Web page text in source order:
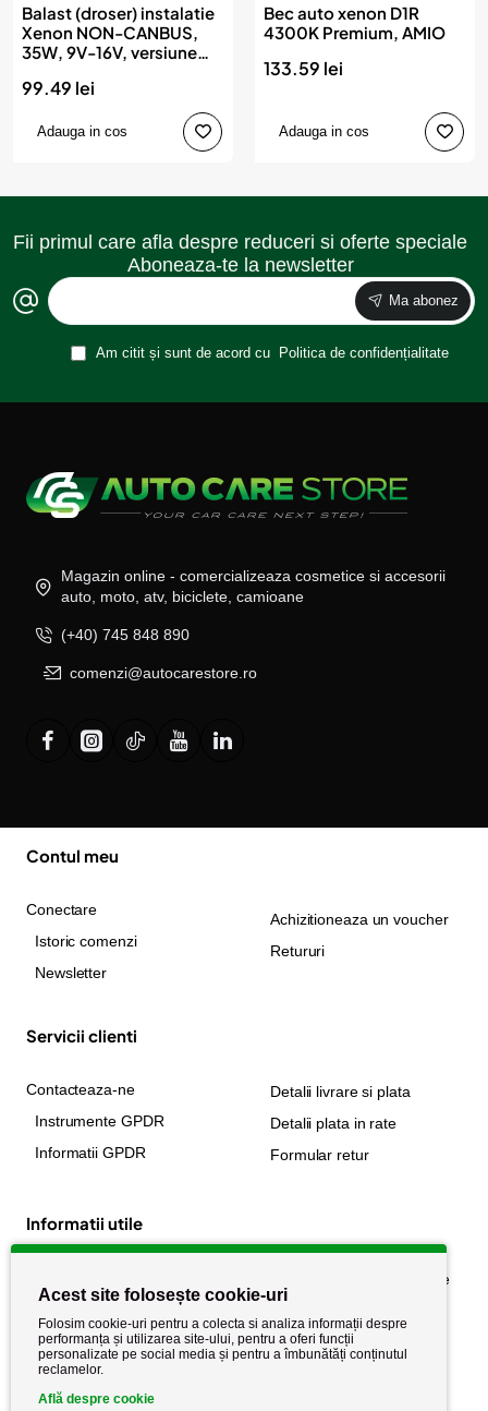
Balast (droser) instalatie
Xenon NON-CANBUS,
35W, 9V-16V, versiune
99.49 lei
Adauga in cos
Bec auto xenon D1R
4300K Premium, AMIO
133.59 lei
Adauga in cos
Fii primul care afla despre reduceri si oferte speciale
Aboneaza-te la newsletter
Ma abonez
Am citit și sunt de acord cu Politica de confidențialitate
Magazin online - comercializeaza cosmetice si accesorii
auto, moto, atv, biciclete, camioane
(+40) 745 848 890
comenzi@autocarestore.ro
Contul meu
Conectare
Istoric comenzi
Newsletter
Achizitioneaza un voucher
Retururi
Servicii clienti
Contacteaza-ne
Instrumente GPDR
Informatii GPDR
Detalii livrare si plata
Detalii plata in rate
Formular retur
Informatii utile
Politica de cookie
Politica de confidențialitate
Termeni si conditii
Acest site folosește cookie-uri
Folosim cookie-uri pentru a colecta si analiza informații despre
performanța și utilizarea site-ului, pentru a oferi funcții
personalizate pe social media și pentru a îmbunătăți conținutul
reclamelor.
Află despre cookie